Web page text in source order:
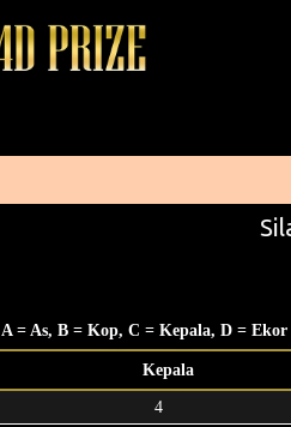
A = As, B = Kop, C = Kepala, D = Ekor
Kepala
4